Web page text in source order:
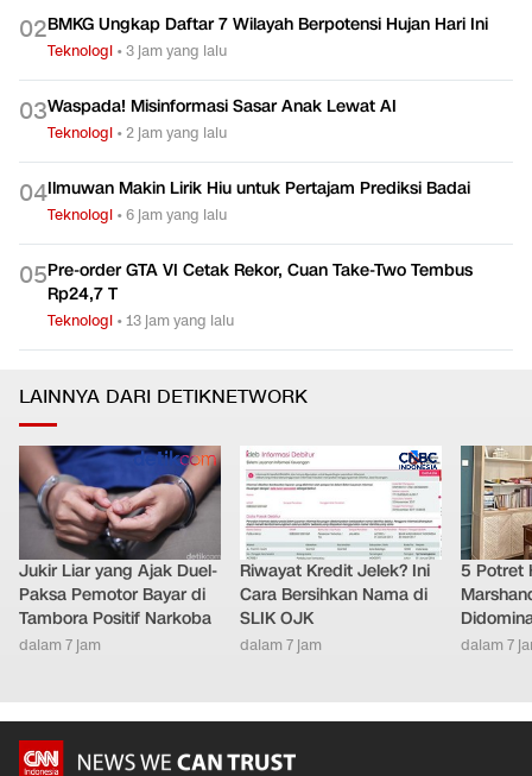
02BMKG Ungkap Daftar 7 Wilayah Berpotensi Hujan Hari Ini
Teknologi •3 jam yang lalu
03Waspada! Misinformasi Sasar Anak Lewat AI
Teknologi •2 jam yang lalu
04Ilmuwan Makin Lirik Hiu untuk Pertajam Prediksi Badai
Teknologi •6 jam yang lalu
05Pre-order GTA VI Cetak Rekor, Cuan Take-Two Tembus
Rp24,7 T
Teknologi •13 jam yang lalu
LAINNYA DARI DETIKNETWORK
Jukir Liar yang Ajak Duel-
Paksa Pemotor Bayar di
Tambora Positif Narkoba
dalam 7 jam
Riwayat Kredit Jelek? Ini
Cara Bersihkan Nama di
SLIK OJK
dalam 7 jam
5 Potret
dalam 7